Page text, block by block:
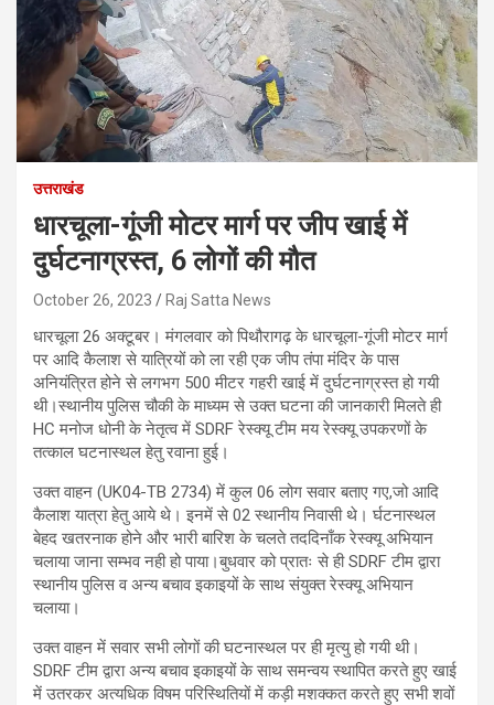
उत्तराखंड
धारचूला-गूंजी मोटर मार्ग पर जीप खाई में
दुर्घटनाग्रस्त, 6 लोगों की मौत
October 26, 2023 Raj Satta News
धारचूला 26 अक्टूबर। मंगलवार को पिथौरागढ़ के धारचूला-गूंजी मोटर मार्ग
पर आदि कैलाश से यात्रियों को ला रही एक जीप तंपा मंदिर के पास
अनियंत्रित होने से लगभग 500 मीटर गहरी खाई में दुर्घटनाग्रस्त हो गयी
थी।स्थानीय पुलिस चौकी के माध्यम से उक्त घटना की जानकारी मिलते ही
HC मनोज धोनी के नेतृत्व में SDRF रेस्क्यू टीम मय रेस्क्यू उपकरणों के
तत्काल घटनास्थल हेतु रवाना हुई।
उक्त वाहन (UK04-TB 2734) में कुल 06 लोग सवार बताए गए,जो आदि
कैलाश यात्रा हेतु आये थे। इनमें से 02 स्थानीय निवासी थे। र्घटनास्थल
बेहद खतरनाक होने और भारी बारिश के चलते तददिनाँक रेस्क्यू अभियान
चलाया जाना सम्भव नही हो पाया।बुधवार को प्रातः से ही SDRF टीम द्वारा
स्थानीय पुलिस व अन्य बचाव इकाइयों के साथ संयुक्त रेस्क्यू अभियान
चलाया।
उक्त वाहन में सवार सभी लोगों की घटनास्थल पर ही मृत्यु हो गयी थी।
SDRF टीम द्वारा अन्य बचाव इकाइयों के साथ समन्वय स्थापित करते हुए खाई
में उतरकर अत्यधिक विषम परिस्थितियों में कड़ी मशक्कत करते हुए सभी शवों